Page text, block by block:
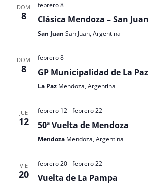
DOM
8
febrero 8
Clásica Mendoza – San Juan
San Juan San Juan, Argentina
DOM
8
febrero 8
GP Municipalidad de La Paz
La Paz Mendoza, Argentina
JUE
12
febrero 12-febrero 22
50ª Vuelta de Mendoza
Mendoza Mendoza, Argentina
VIE
20
febrero 20-febrero 22
Vuelta de La Pampa